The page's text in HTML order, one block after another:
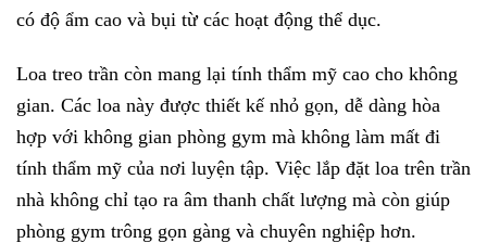
có độ ẩm cao và bụi từ các hoạt động thể dục.
Loa treo trần còn mang lại tính thẩm mỹ cao cho không
gian. Các loa này được thiết kế nhỏ gọn, dễ dàng hòa
hợp với không gian phòng gym mà không làm mất đi
tính thẩm mỹ của nơi luyện tập. Việc lắp đặt loa trên trần
nhà không chỉ tạo ra âm thanh chất lượng mà còn giúp
phòng gym trông gọn gàng và chuyên nghiệp hơn.